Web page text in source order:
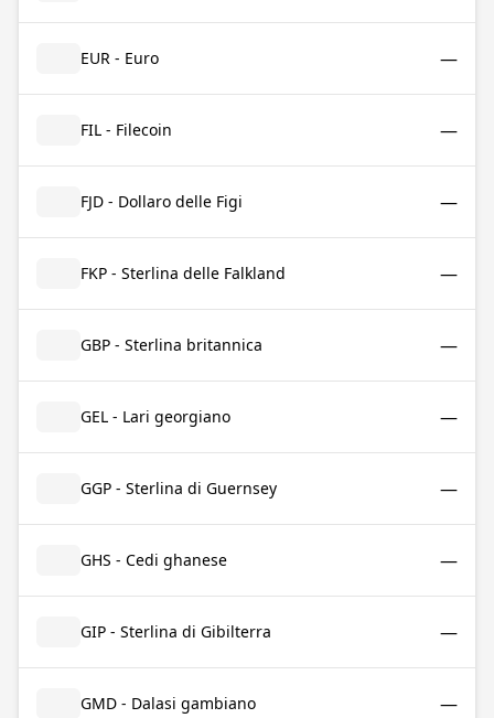
EUR - Euro —
FIL - Filecoin —
FJD - Dollaro delle Figi —
FKP - Sterlina delle Falkland —
GBP - Sterlina britannica —
GEL - Lari georgiano —
GGP - Sterlina di Guernsey —
GHS - Cedi ghanese —
GIP - Sterlina di Gibilterra —
GMD - Dalasi gambiano —